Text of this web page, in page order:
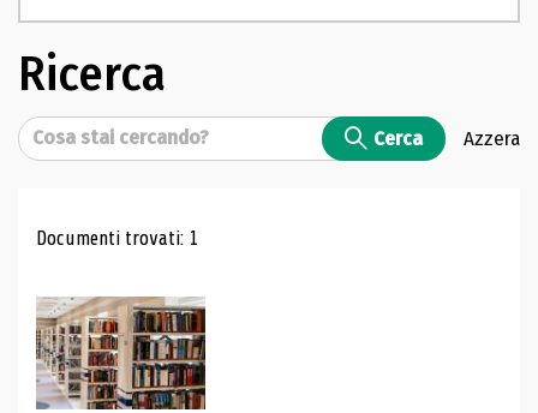
Ricerca
Cerca Cerca Azzera
Risultati di ricerca
Documenti trovati: 1